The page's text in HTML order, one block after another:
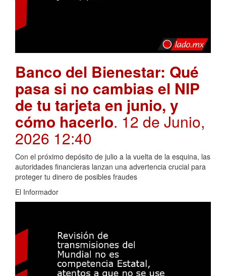
Banco del Bienestar: Qué
pasa si no cambias el NIP
de tu tarjeta en junio, y
cómo hacerlo. 12 de Junio,
2026 12:40
Con el próximo depósito de julio a la vuelta de la esquina, las
autoridades financieras lanzan una advertencia crucial para
proteger tu dinero de posibles fraudes
El Informador